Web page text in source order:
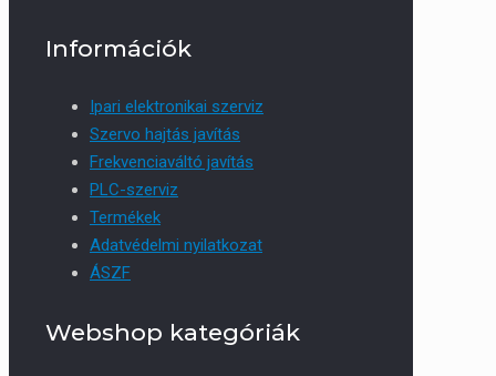
Információk
Ipari elektronikai szerviz
Szervo hajtás javítás
Frekvenciaváltó javítás
PLC-szerviz
Termékek
Adatvédelmi nyilatkozat
ÁSZF
Webshop kategóriák